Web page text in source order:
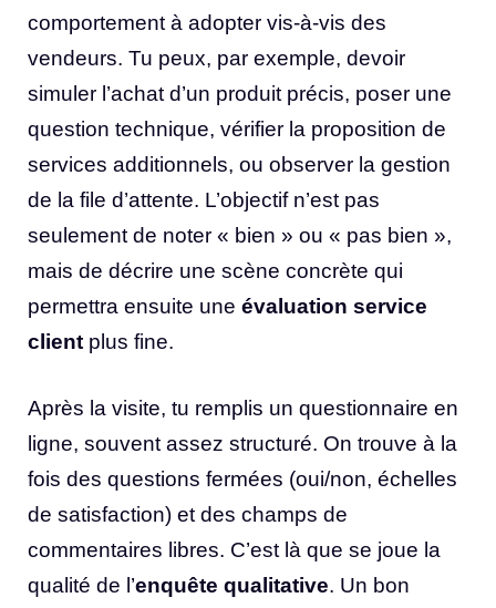
comportement à adopter vis-à-vis des
vendeurs. Tu peux, par exemple, devoir
simuler l’achat d’un produit précis, poser une
question technique, vérifier la proposition de
services additionnels, ou observer la gestion
de la file d’attente. L’objectif n’est pas
seulement de noter « bien » ou « pas bien »,
mais de décrire une scène concrète qui
permettra ensuite une évaluation service
client plus fine.
Après la visite, tu remplis un questionnaire en
ligne, souvent assez structuré. On trouve à la
fois des questions fermées (oui/non, échelles
de satisfaction) et des champs de
commentaires libres. C’est là que se joue la
qualité de l’enquête qualitative. Un bon